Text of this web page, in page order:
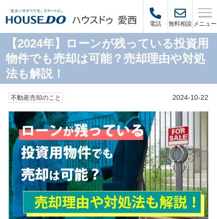
電話 無料相談 メニュー
【2024年】ローンが残っている投資用
物件でも売却は可能？売却理由や対処
法も解説！
不動産売却のこと 2024-10-22